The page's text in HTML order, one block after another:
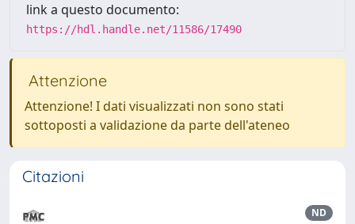
link a questo documento:
https://hdl.handle.net/11586/17490
Attenzione
Attenzione! I dati visualizzati non sono stati
sottoposti a validazione da parte dell'ateneo
Citazioni
ND